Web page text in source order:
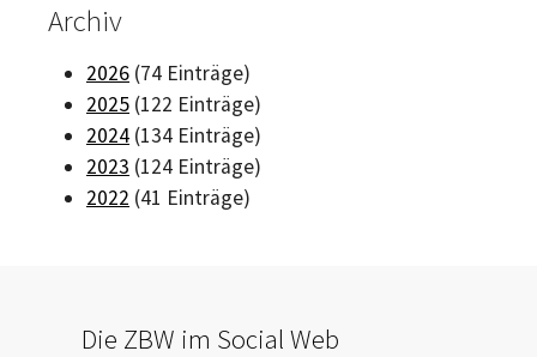
Archiv
2026 (74 Einträge)
2025 (122 Einträge)
2024 (134 Einträge)
2023 (124 Einträge)
2022 (41 Einträge)
Die ZBW im Social Web